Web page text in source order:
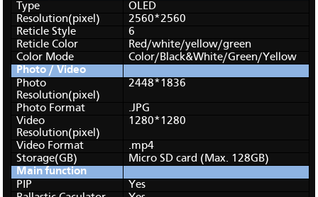
Type
OLED
Resolution(pixel)
2560*2560
Reticle Style
6
Reticle Color
Red/white/yellow/green
Color Mode
Color/Black&White/Green/Yellow
Photo / Video
Photo
Resolution(pixel)
2448*1836
Photo Format
.JPG
Video
Resolution(pixel)
1280*1280
Video Format
.mp4
Storage(GB)
Micro SD card (Max. 128GB)
Main function
PIP
Yes